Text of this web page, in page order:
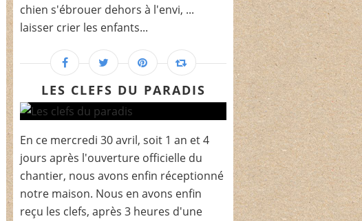
chien s'ébrouer dehors à l'envi, ...
laisser crier les enfants...
LES CLEFS DU PARADIS
En ce mercredi 30 avril, soit 1 an et 4
jours après l'ouverture officielle du
chantier, nous avons enfin réceptionné
notre maison. Nous en avons enfin
reçu les clefs, après 3 heures d'une